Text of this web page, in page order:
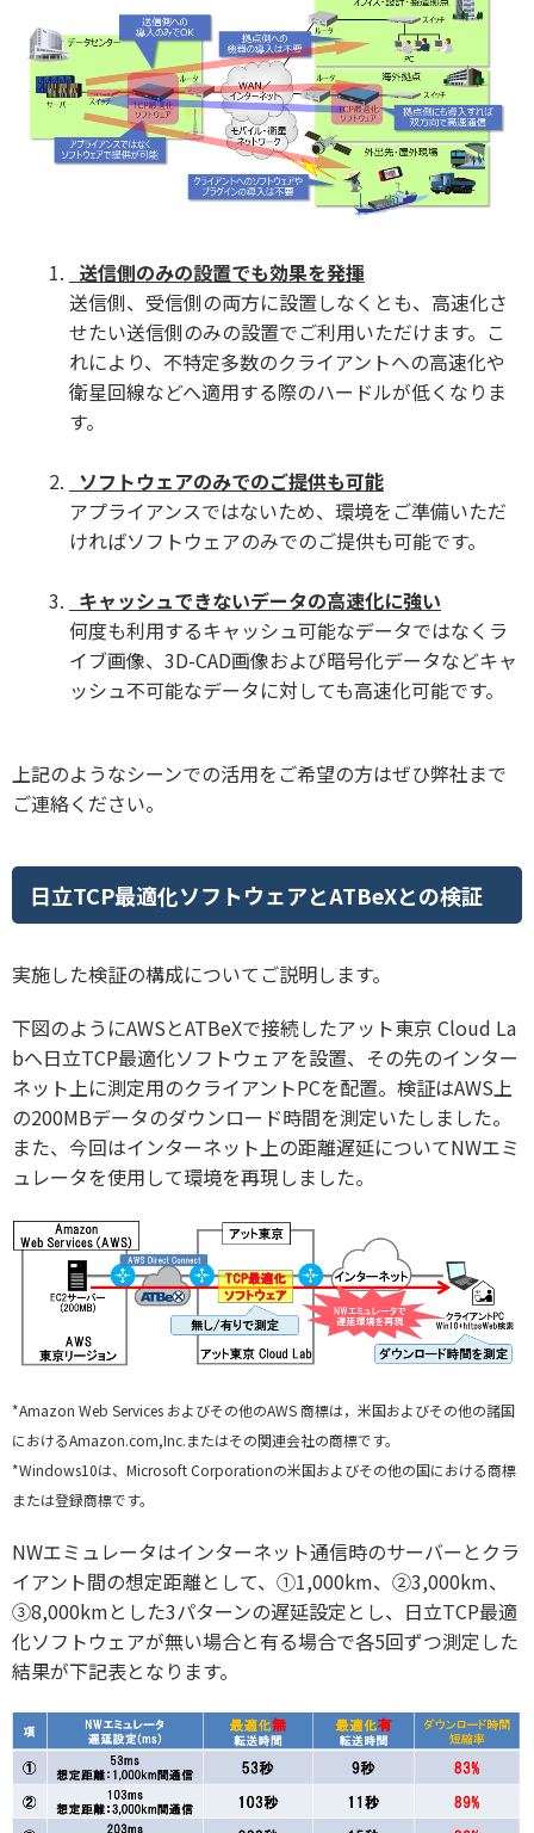
送信側のみの設置でも効果を発揮
送信側、受信側の両方に設置しなくとも、高速化さ
せたい送信側のみの設置でご利用いただけます。こ
れにより、不特定多数のクライアントへの高速化や
衛星回線などへ適用する際のハードルが低くなりま
す。
ソフトウェアのみでのご提供も可能
アプライアンスではないため、環境をご準備いただ
ければソフトウェアのみでのご提供も可能です。
キャッシュできないデータの高速化に強い
何度も利用するキャッシュ可能なデータではなくラ
イブ画像、3D-CAD画像および暗号化データなどキャ
ッシュ不可能なデータに対しても高速化可能です。
上記のようなシーンでの活用をご希望の方はぜひ弊社まで
ご連絡ください。
日立TCP最適化ソフトウェアとATBeXとの検証
実施した検証の構成についてご説明します。
下図のようにAWSとATBeXで接続したアット東京 Cloud La
bへ日立TCP最適化ソフトウェアを設置、その先のインター
ネット上に測定用のクライアントPCを配置。検証はAWS上
の200MBデータのダウンロード時間を測定いたしました。
また、今回はインターネット上の距離遅延についてNWエミ
ュレータを使用して環境を再現しました。
*Amazon Web Services およびその他のAWS 商標は，米国およびその他の諸国
におけるAmazon.com,Inc.またはその関連会社の商標です。
*Windows10は、Microsoft Corporationの米国およびその他の国における商標
または登録商標です。
NWエミュレータはインターネット通信時のサーバーとクラ
イアント間の想定距離として、①1,000km、②3,000km、
③8,000kmとした3パターンの遅延設定とし、日立TCP最適
化ソフトウェアが無い場合と有る場合で各5回ずつ測定した
結果が下記表となります。